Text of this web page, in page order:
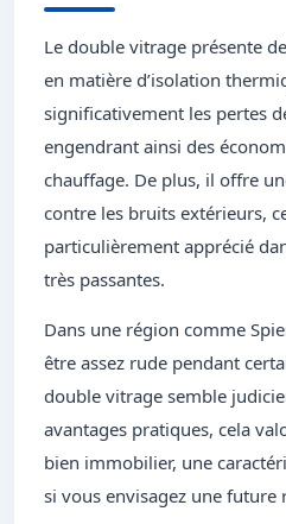
Le double vitrage présente
en matière d’isolation
significativement les pertes
engendrant ainsi des
chauffage. De plus, il offre
contre les bruits extérieurs,
particulièrement apprécié
très passantes.
Dans une région comme
être assez rude pendant
double vitrage semble
avantages pratiques, cela
bien immobilier, une
si vous envisagez une future